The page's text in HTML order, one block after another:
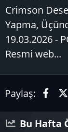
Crimson
Yapma,
19.03.2026 -
Resmi web...
Paylaş:
Bu Hafta